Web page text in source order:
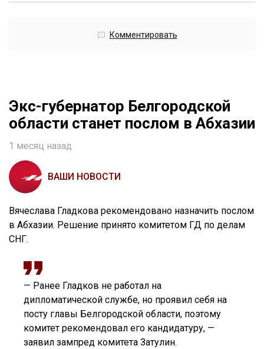
Комментировать
Экс-губернатор Белгородской
области станет послом в Абхазии
1 месяц назад
ВАШИ НОВОСТИ
Вячеслава Гладкова рекомендовано назначить послом
в Абхазии. Решение принято комитетом ГД по делам
СНГ.
— Ранее Гладков не работал на
дипломатической службе, но проявил себя на
посту главы Белгородской области, поэтому
комитет рекомендовал его кандидатуру, —
заявил зампред комитета Затулин.